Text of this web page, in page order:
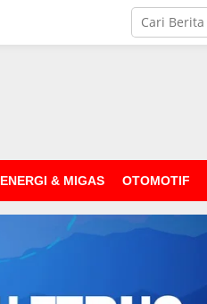
ENERGI & MIGAS OTOMOTIF